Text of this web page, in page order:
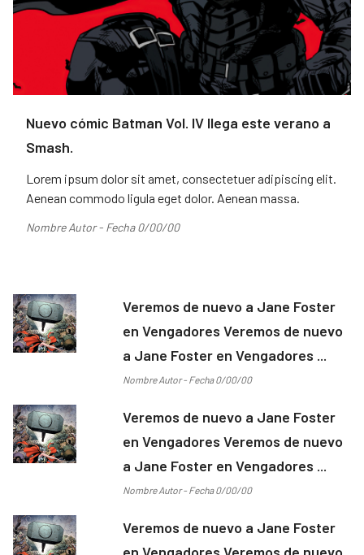
Nuevo cómic Batman Vol. IV llega este verano a
Smash.
Lorem ipsum dolor sit amet, consectetuer adipiscing elit.
Aenean commodo ligula eget dolor. Aenean massa.
Nombre Autor - Fecha 0/00/00
Veremos de nuevo a Jane Foster
en Vengadores Veremos de nuevo
a Jane Foster en Vengadores ...
Nombre Autor - Fecha 0/00/00
Veremos de nuevo a Jane Foster
en Vengadores Veremos de nuevo
a Jane Foster en Vengadores ...
Nombre Autor - Fecha 0/00/00
Veremos de nuevo a Jane Foster